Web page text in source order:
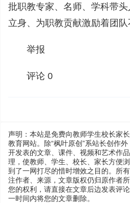
批职教专家、名师、学科带
立身、为职教贡献激励着团队
举报
评论 0
声明：本站是免费向教师学生校长家
教育网站。除“枫叶原创”系站长创作
开发表的文章、课件、视频和艺术作
理，使教师、学生、校长、家长方便
到了一网打尽的惜时增效之目的。所
注作者、来源，文章版权仍归原作者
您的权利，请直接在文章后边发表评
一时间内将您的文章删除。